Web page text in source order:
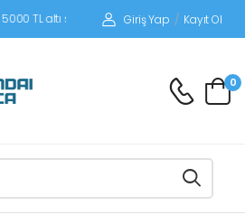
altı siparişlerinizde siparişleriniz alıcı
Giriş Yap / Kayıt Ol
0